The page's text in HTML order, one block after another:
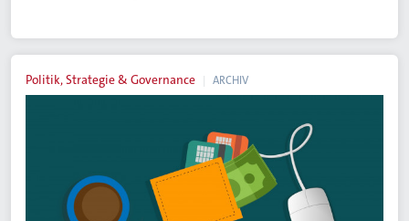
Politik, Strategie & Governance ARCHIV